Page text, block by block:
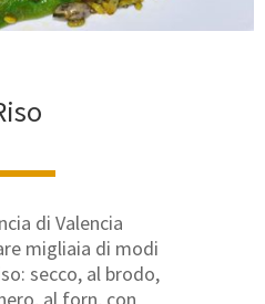
di Valencia
migliaia di modi
secco, al brodo,